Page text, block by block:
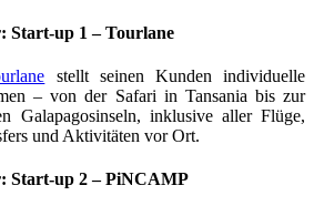
Start-up 1 – Tourlane
stellt seinen Kunden individuelle
– von der Safari in Tansania bis zur
Galapagosinseln, inklusive aller Flüge,
und Aktivitäten vor Ort.
Start-up 2 – PiNCAMP